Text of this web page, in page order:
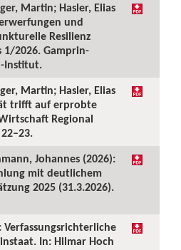
Martin; Hasler, Elias
und
Resilienz
1/2026. Gamprin-
Institut.
Martin; Hasler, Elias
trifft auf erprobte
Regional
Johannes (2026):
mit deutlichem
2025 (31.3.2026).
Verfassungsrichterliche
In: Hilmar Hoch